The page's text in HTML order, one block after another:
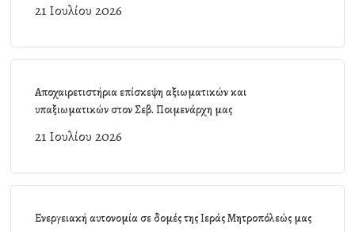
21 Ιουλίου 2026
Αποχαιρετιστήρια επίσκεψη αξιωματικών και
υπαξιωματικών στον Σεβ. Ποιμενάρχη μας
21 Ιουλίου 2026
Ενεργειακή αυτονομία σε δομές της Ιεράς Μητροπόλεώς μας